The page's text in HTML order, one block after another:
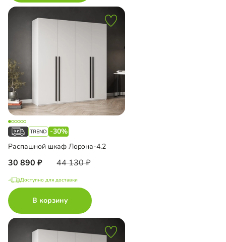
-30%
Распашной шкаф Лорэна-4.2
30 890 44 130
Доступно для доставки
В корзину